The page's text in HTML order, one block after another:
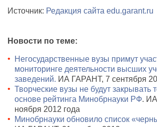
Источник: Редакция сайта edu.garant.ru
Новости по теме:
Негосударственные вузы примут
мониторинге деятельности высших
заведений. ИА ГАРАНТ, 7 сентября
Творческие вузы не будут закрывать
основе рейтинга Минобрнауки РФ.
ноября 2012 года
Минобрнауки обновило список